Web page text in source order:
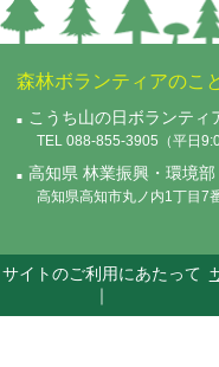
森林ボランティアのこ
こうち山の日ボランテ
TEL 088-855-3905（平日
高知県 林業振興・環境
高知県高知市丸ノ内1丁目
サイトのご利用にあたって
｜